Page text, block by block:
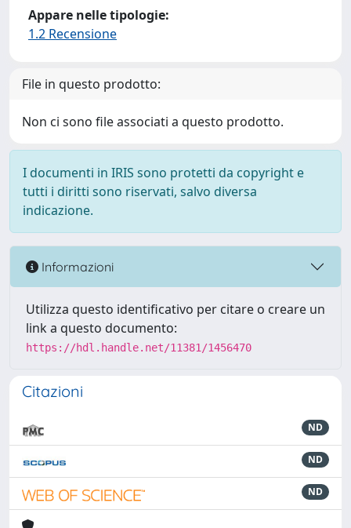
Appare nelle tipologie:
1.2 Recensione
File in questo prodotto:
Non ci sono file associati a questo prodotto.
I documenti in IRIS sono protetti da copyright e
tutti i diritti sono riservati, salvo diversa
indicazione.
Informazioni
Utilizza questo identificativo per citare o creare un
link a questo documento:
https://hdl.handle.net/11381/1456470
Citazioni
ND
ND
ND